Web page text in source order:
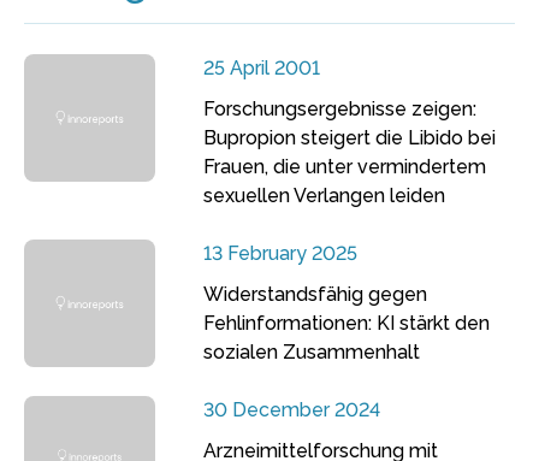
25 April 2001
Forschungsergebnisse zeigen:
Bupropion steigert die Libido bei
Frauen, die unter vermindertem
sexuellen Verlangen leiden
13 February 2025
Widerstandsfähig gegen
Fehlinformationen: KI stärkt den
sozialen Zusammenhalt
30 December 2024
Arzneimittelforschung mit